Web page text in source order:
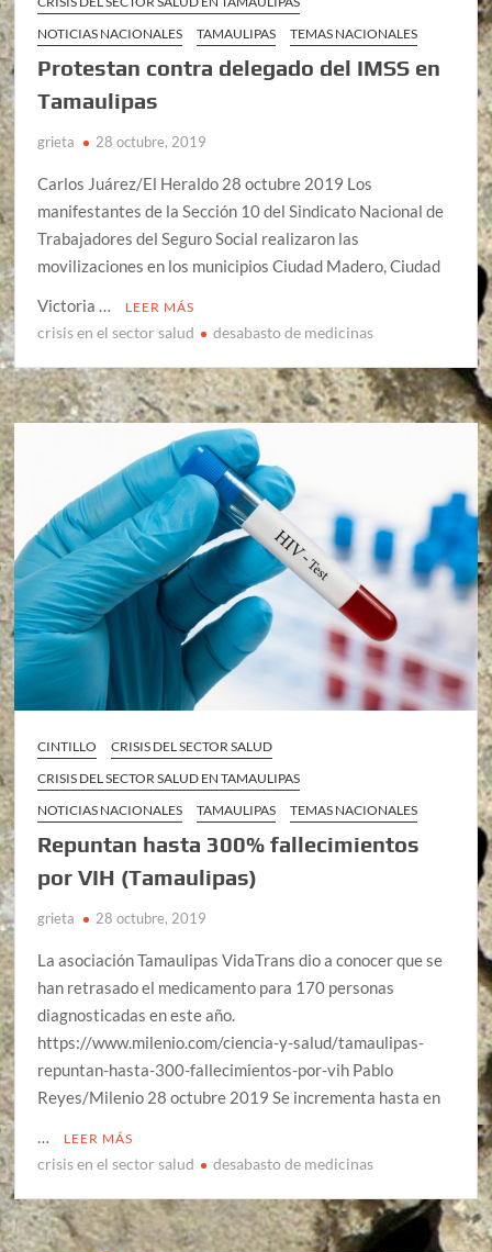
NOTICIAS NACIONALES
TAMAULIPAS TEMAS NACIONALES
Protestan contra delegado del IMSS en
Tamaulipas
grieta 28 octubre, 2019
Carlos Juárez/El Heraldo 28 octubre 2019 Los
manifestantes de la Sección 10 del Sindicato Nacional de
Trabajadores del Seguro Social realizaron las
movilizaciones en los municipios Ciudad Madero, Ciudad
Victoria …
LEER MÁS
crisis en el sector salud desabasto de medicinas
CINTILLO
CRISIS DEL SECTOR SALUD
CRISIS DEL SECTOR SALUD EN TAMAULIPAS
NOTICIAS NACIONALES
TAMAULIPAS TEMAS NACIONALES
Repuntan hasta 300% fallecimientos
por VIH (Tamaulipas)
grieta 28 octubre, 2019
La asociación Tamaulipas VidaTrans dio a conocer que se
han retrasado el medicamento para 170 personas
diagnosticadas en este año.
https://www.milenio.com/ciencia-y-salud/tamaulipas-
repuntan-hasta-300-fallecimientos-por-vih Pablo
Reyes/Milenio 28 octubre 2019 Se incrementa hasta en
…
LEER MÁS
crisis en el sector salud desabasto de medicinas